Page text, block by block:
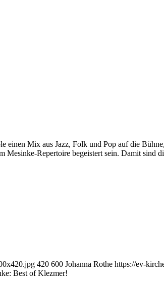
einen Mix aus Jazz, Folk und Pop auf die
Mesinke-Repertoire begeistert sein. Damit
420 600 Johanna Rothe https://ev-
Best of Klezmer!